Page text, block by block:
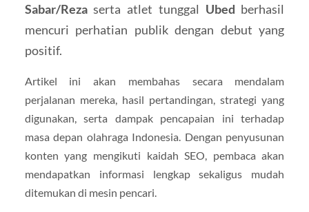
Sabar/Rezaserta atlet tunggal Ubed berhasil
mencuri perhatian publik dengan debut yang
positif.
Artikel ini akan membahas secara mendalam
perjalanan mereka, hasil pertandingan, strategi yang
digunakan, serta dampak pencapaian ini terhadap
masa depan olahraga Indonesia. Dengan penyusunan
konten yang mengikuti kaidah SEO, pembaca akan
mendapatkan informasi lengkap sekaligus mudah
ditemukan di mesin pencari.